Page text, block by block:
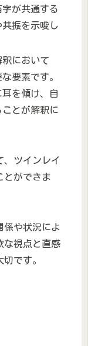
が共通する
振を示唆し
において
要素です。
を傾け、自
とが解釈に
、ツインレイ
とができま
係や状況によ
な視点と直感
です。